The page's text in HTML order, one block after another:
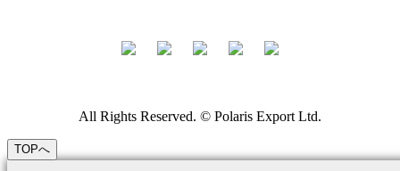
All Rights Reserved. © Polaris Export Ltd.
TOPへ